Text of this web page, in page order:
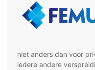
niet anders dan voor
iedere andere